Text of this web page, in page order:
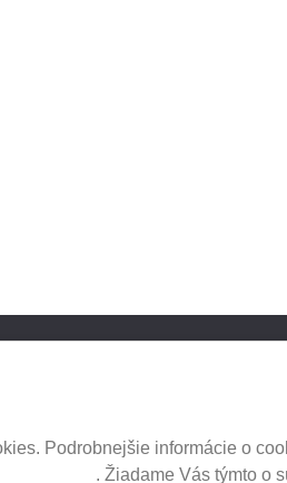
Podrobnejšie informácie o
. Žiadame Vás týmto o